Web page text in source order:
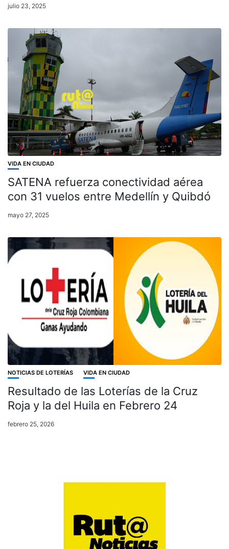
julio 23, 2025
VIDA EN CIUDAD
SATENA refuerza conectividad aérea
con 31 vuelos entre Medellín y Quibdó
mayo 27, 2025
NOTICIAS DE LOTERÍAS VIDA EN CIUDAD
Resultado de las Loterías de la Cruz
Roja y la del Huila en Febrero 24
febrero 25, 2026